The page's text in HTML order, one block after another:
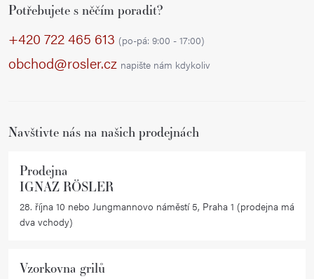
Potřebujete s něčím poradit?
+420 722 465 613 (po-pá: 9:00 - 17:00)
obchod@rosler.cz napište nám kdykoliv
Navštivte nás na našich prodejnách
Prodejna
IGNAZ RÖSLER
28. října 10 nebo Jungmannovo náměstí 5, Praha 1 (prodejna má
dva vchody)
Vzorkovna grilů